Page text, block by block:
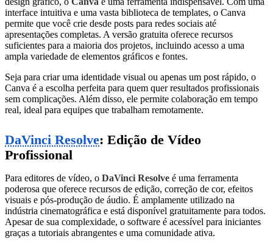
interface intuitiva e uma vasta biblioteca de templates, o Canva
permite que você crie desde posts para redes sociais até
apresentações completas. A versão gratuita oferece recursos
suficientes para a maioria dos projetos, incluindo acesso a uma
ampla variedade de elementos gráficos e fontes.
Seja para criar uma identidade visual ou apenas um post rápido, o
Canva é a escolha perfeita para quem quer resultados profissionais
sem complicações. Além disso, ele permite colaboração em tempo
real, ideal para equipes que trabalham remotamente.
DaVinci Resolve: Edição de Vídeo
Profissional
Para editores de vídeo, o DaVinci Resolve é uma ferramenta
poderosa que oferece recursos de edição, correção de cor, efeitos
visuais e pós-produção de áudio. É amplamente utilizado na
indústria cinematográfica e está disponível gratuitamente para todos.
Apesar de sua complexidade, o software é acessível para iniciantes
graças a tutoriais abrangentes e uma comunidade ativa.